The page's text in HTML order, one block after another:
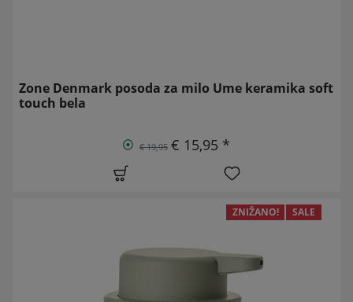
Zone Denmark posoda za milo Ume keramika soft
touch bela
€ 19,95 € 15,95 *
ZNIŽANO! SALE